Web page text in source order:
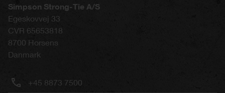
Simpson Strong-Tie A/S
Egeskovvej 33
CVR 65653818
8700 Horsens
Danmark
+45 8873 7500